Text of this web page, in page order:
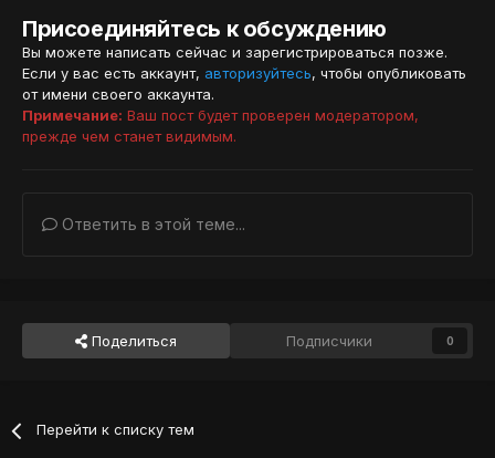
Присоединяйтесь к обсуждению
Вы можете написать сейчас и зарегистрироваться позже.
Если у вас есть аккаунт, авторизуйтесь, чтобы опубликовать
от имени своего аккаунта.
Примечание: Ваш пост будет проверен модератором,
прежде чем станет видимым.
Ответить в этой теме...
Поделиться Подписчики 0
Перейти к списку тем